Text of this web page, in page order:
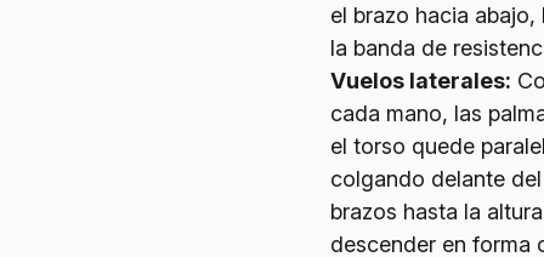
el brazo hacia
la banda de
Vuelos laterales:
cada mano, las
el torso quede
colgando delante
brazos hasta la
descender en forma